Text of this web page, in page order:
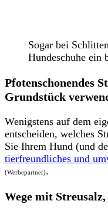
Sogar bei
Hundeschuhe ein
Pfotenschonendes
Grundstück
Wenigstens auf dem
entscheiden, welches
Sie Ihrem Hund (und
tierfreundliches und
(Werbepartner).
Wege mit